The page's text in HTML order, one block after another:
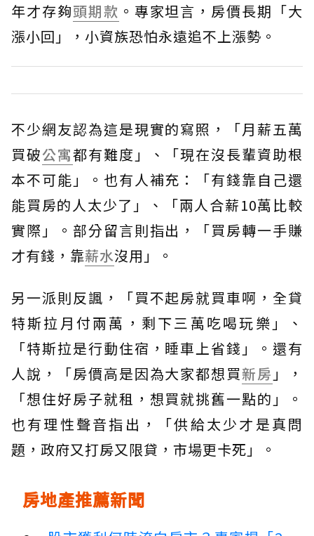
年才存夠頭期款 。專家坦言，房價長期「大
漲小回」，小資族恐怕永遠追不上漲勢。
不少網友認為這是現實的寫照，「月薪五萬
買破公寓都有難度」、「現在沒長輩資助根
本不可能」。也有人補充：「有錢靠自己還
能買房的人太少了」、「兩人合薪10萬比較
實際」。部分留言則指出，「買房轉一手賺
才有錢，靠薪水沒用」。
另一派則反諷，「買不起房就買車啊，全貸
特斯拉月付兩萬，剩下三萬吃喝玩樂」、
「特斯拉是行動住宿，睡車上省錢」。還有
人說，「房價高是因為大家都想買新房 」，
「想住好房子就租，想買就挑舊一點的」。
也有理性聲音指出，「供給太少才是真問
題，政府又打房又限貸，市場更卡死」。
房地產推薦新聞